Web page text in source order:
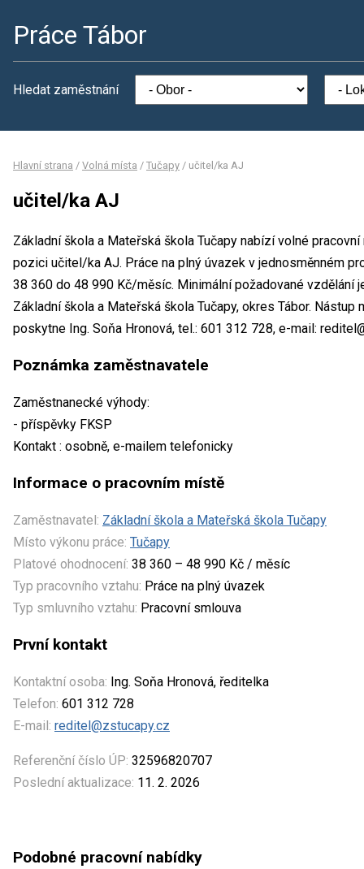
Práce Tábor
Hledat zaměstnání
Hlavní strana / Volná místa / Tučapy / učitel/ka AJ
učitel/ka AJ
Základní škola a Mateřská škola Tučapy nabízí volné
pozici učitel/ka AJ. Práce na plný úvazek v jednosměnném
38 360 do 48 990 Kč/měsíc. Minimální požadované vzdělání
Základní škola a Mateřská škola Tučapy, okres Tábor. Nástup
poskytne Ing. Soňa Hronová, tel.: 601 312 728, e-mail:
Poznámka zaměstnavatele
Zaměstnanecké výhody:
- příspěvky FKSP
Kontakt : osobně, e-mailem telefonicky
Informace o pracovním místě
Zaměstnavatel: Základní škola a Mateřská škola Tučapy
Místo výkonu práce: Tučapy
Platové ohodnocení: 38 360 – 48 990 Kč / měsíc
Typ pracovního vztahu: Práce na plný úvazek
Typ smluvního vztahu: Pracovní smlouva
První kontakt
Kontaktní osoba: Ing. Soňa Hronová, ředitelka
Telefon: 601 312 728
E-mail: reditel@zstucapy.cz
Referenční číslo ÚP: 32596820707
Poslední aktualizace: 11. 2. 2026
Podobné pracovní nabídky